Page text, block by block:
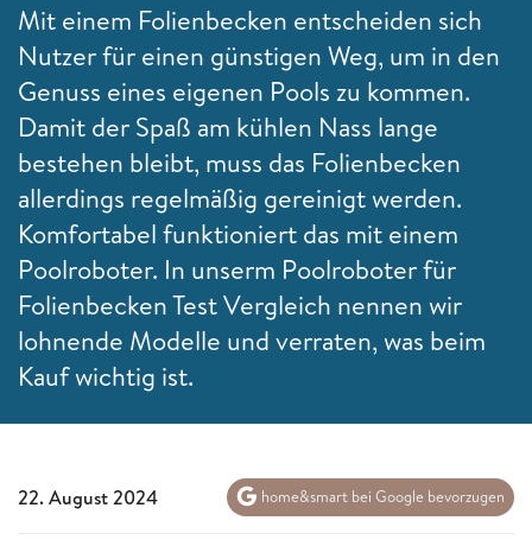
Mit einem Folienbecken entscheiden sich
Nutzer für einen günstigen Weg, um in den
Genuss eines eigenen Pools zu kommen.
Damit der Spaß am kühlen Nass lange
bestehen bleibt, muss das Folienbecken
allerdings regelmäßig gereinigt werden.
Komfortabel funktioniert das mit einem
Poolroboter. In unserm Poolroboter für
Folienbecken Test Vergleich nennen wir
lohnende Modelle und verraten, was beim
Kauf wichtig ist.
22. August 2024 home&smart bei Google bevorzugen